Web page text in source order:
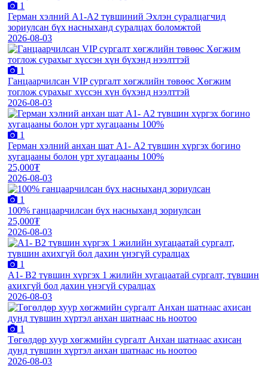
1
Герман хэлний А1-А2 түвшиний Эхлэн суралцагчид
зориулсан бүх насныханд суралцах боломжтой
2026-08-03
1
Ганцаарчилсан VIP сургалт хөгжлийн төвөөс Хөгжим
тоглож сурахыг хүссэн хүн бүхэнд нээлттэй
2026-08-03
1
Герман хэлний анхан шат А1- А2 түвшин хүргэх богино
хугацааны болон урт хугацааны 100%
25,000₮
2026-08-03
1
100% ганцаарчилсан бүх насныханд зориулсан
25,000₮
2026-08-03
1
А1- B2 түвшин хүргэх 1 жилийн хугацаатай сургалт, түвшин
ахихгүй бол дахин үнэгүй суралцах
2026-08-03
1
Төгөлдөр хуур хөгжмийн сургалт Анхан шатнаас ахисан
дунд түвшин хүртэл анхан шатнаас нь ноотоо
2026-08-03